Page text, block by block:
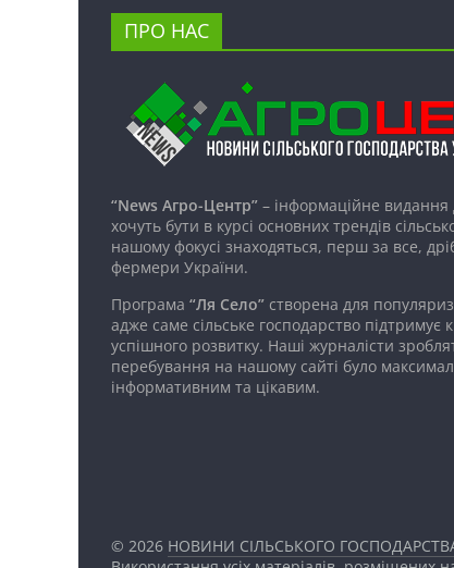
ПРО НАС
“News Агро-Центр” – інформаційне видання
хочуть бути в курсі основних трендів
нашому фокусі знаходяться, перш за все,
фермери України.
Програма “Ля Село” створена для
адже саме сільське господарство підтримує
успішного розвитку. Наші журналісти
перебування на нашому сайті було
інформативним та цікавим.
© 2026 НОВИНИ СІЛЬСЬКОГО